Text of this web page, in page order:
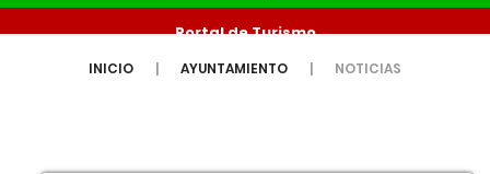
Portal de Turismo
INICIO AYUNTAMIENTO NOTICIAS